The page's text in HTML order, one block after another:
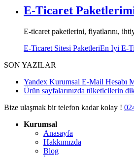
E-Ticaret
E-ticaret paketlerini, fiyatlarını,
E-Ticaret Sitesi PaketleriEn Iyi E-
SON YAZILAR
Yandex Kurumsal E-Mail Hesabı
Ürün sayfalarınızda tüketicilerin
Bize ulaşmak bir telefon kadar kolay !
Kurumsal
Anasayfa
Hakkımızda
Blog